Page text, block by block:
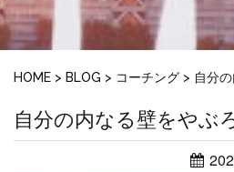
HOME > BLOG > コーチング > 自分
自分の内なる壁をやぶ